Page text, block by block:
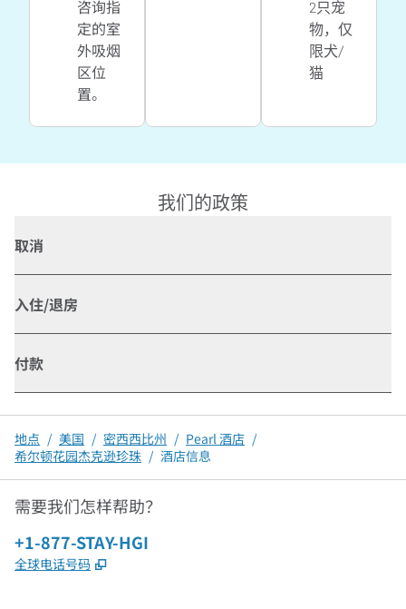
咨询指
定的室
外吸烟
区位
置。
2只宠
物，仅
限犬/
猫
我们的政策
取消
入住/退房
付款
地点 / 美国 / 密西西比州 / Pearl 酒店 /
希尔顿花园杰克逊珍珠 / 酒店信息
需要我们怎样帮助？
电话：
+1-877-STAY-HGI
全球电话号码 ,